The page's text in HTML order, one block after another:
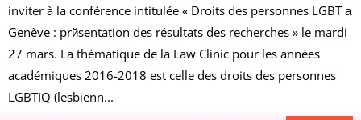
inviter à la conférence intitulée « Droits des personnes LGBT а
Genève : prйsentation des résultats des recherches » le mardi
27 mars. La thématique de la Law Clinic pour les années
académiques 2016-2018 est celle des droits des personnes
LGBTIQ (lesbienn...